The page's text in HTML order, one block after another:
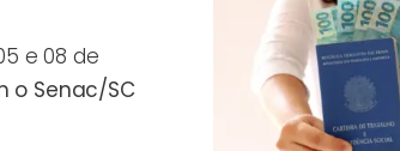
e 08 de
o Senac/SC